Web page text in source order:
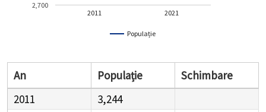
Populație
2011 2021
2,700
An Populație
Schimbare
2011
3,244